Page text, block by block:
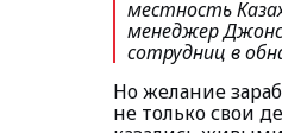
местность
менеджер
сотрудниц в
Но желание
не только свои